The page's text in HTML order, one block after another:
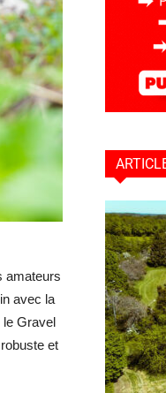
amateurs
avec la
le Gravel
et